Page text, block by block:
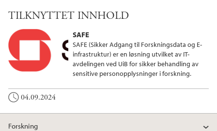
TILKNYTTET INNHOLD
SAFE
SAFE (Sikker Adgang til Forskningsdata og E-
infrastruktur) er en løsning utvilket av IT-
avdelingen ved UiB for sikker behandling av
sensitive personopplysninger i forskning.
04.09.2024
Forskning